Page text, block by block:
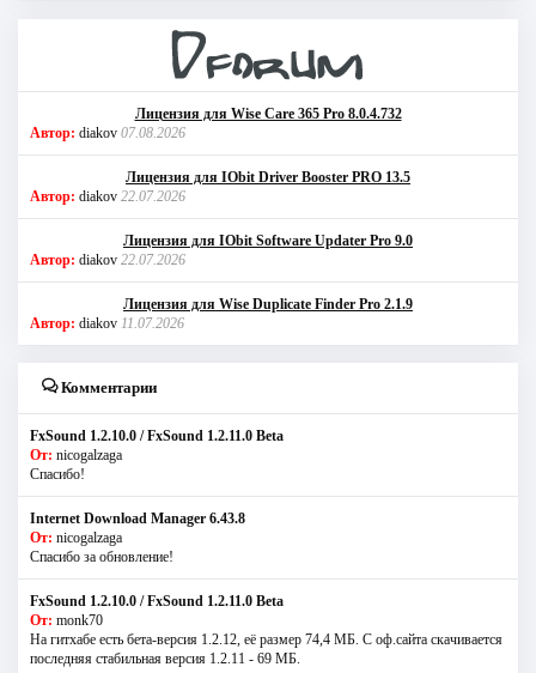
Лицензия для Wise Care 365 Pro 8.0.4.732
Автор: diakov 07.08.2026
Лицензия для IObit Driver Booster PRO 13.5
Автор: diakov 22.07.2026
Лицензия для IObit Software Updater Pro 9.0
Автор: diakov 22.07.2026
Лицензия для Wise Duplicate Finder Pro 2.1.9
Автор: diakov 11.07.2026
Комментарии
FxSound 1.2.10.0 / FxSound 1.2.11.0 Beta
От: nicogalzaga
Спасибо!
Internet Download Manager 6.43.8
От: nicogalzaga
Спасибо за обновление!
FxSound 1.2.10.0 / FxSound 1.2.11.0 Beta
От: monk70
На гитхабе есть бета-версия 1.2.12, её размер 74,4 МБ. С оф.сайта скачивается
последняя стабильная версия 1.2.11 - 69 МБ.